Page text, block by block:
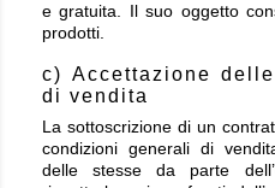
e gratuita. Il suo oggetto
prodotti.
c) Accettazione
di vendita
La sottoscrizione di un
condizioni generali di
delle stesse da parte